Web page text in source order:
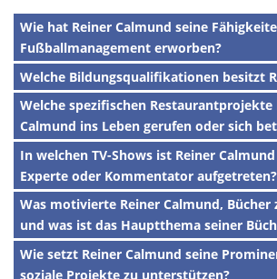
Wie hat Reiner Calmund seine
Fußballmanagement erworben?
Welche Bildungsqualifikationen besitzt
Welche spezifischen Restaurantprojekte
Calmund ins Leben gerufen oder sich
In welchen TV-Shows ist Reiner
Experte oder Kommentator aufgetreten?
Was motivierte Reiner Calmund, Bücher
und was ist das Hauptthema seiner
Wie setzt Reiner Calmund seine
soziale Projekte zu unterstützen?